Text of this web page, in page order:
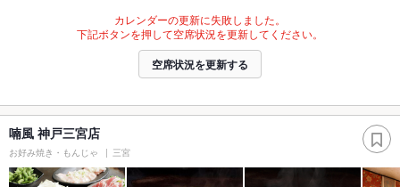
カレンダーの更新に失敗しました。
下記ボタンを押して空席状況を更新してください。
空席状況を更新する
喃風 神戸三宮店
お好み焼き・もんじゃ 三宮